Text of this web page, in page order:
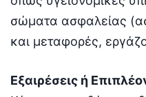
σώματα ασφαλείας
και μεταφορές,
Εξαιρέσεις ή